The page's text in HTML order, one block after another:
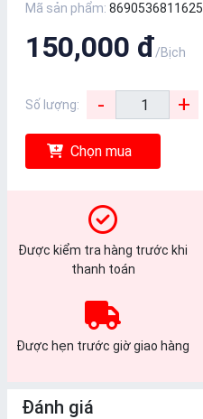
Mã sản phẩm: 8690536811625
150,000 đ/Bịch
Số lượng: - +
Chọn mua
Được kiểm tra hàng trước khi
thanh toán
Được hẹn trước giờ giao hàng
Đánh giá